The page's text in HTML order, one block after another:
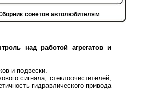
советов автолюбителям
над работой агрегатов и
и подвески.
сигнала, стеклоочистителей,
гидравлического привода